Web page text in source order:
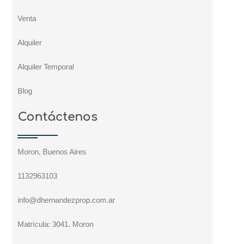
Venta
Alquiler
Alquiler Temporal
Blog
Contáctenos
Moron, Buenos Aires
1132963103
info@dhernandezprop.com.ar
Matrícula: 3041. Moron